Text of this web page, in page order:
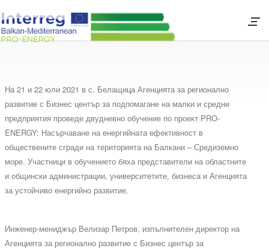
На 21 и 22 юли 2021 в с. Белащица Агенцията за регионално
развитие с Бизнес център за подпомагане на малки и средни
предприятия проведе двудневно обучение по проект PRO-
ENERGY: Насърчаване на енергийната ефективност в
обществените сгради на територията на Балкани – Средиземно
море. Участници в обучението бяха представители на областните
и общински администрации, университетите, бизнеса и Агенцията
за устойчиво енергийно развитие.
Инженер-мениджър Велизар Петров, изпълнителен директор на
Агенцията за регионално развитие с Бизнес център за